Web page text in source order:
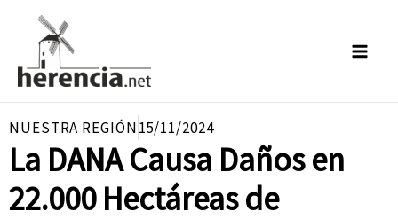
contenido
NUESTRA REGIÓN15/11/2024
La DANA Causa Daños en
22.000 Hectáreas de